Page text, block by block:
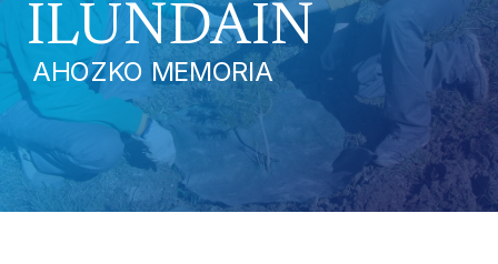
ILUNDAIN
AHOZKO MEMORIA